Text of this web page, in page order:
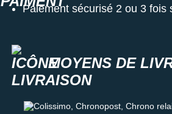
Paiement sécurisé 2 ou 3 fois
MOYENS DE
Colissimo, Chronopost, Chrono relais